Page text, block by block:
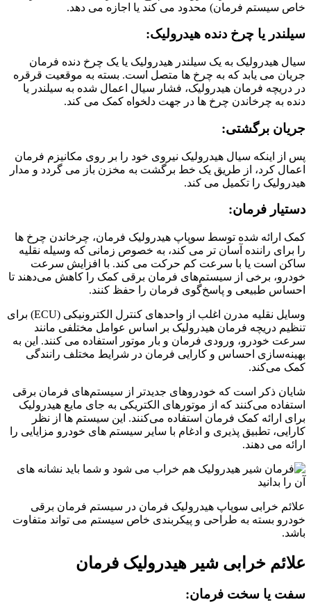
خاص سیستم فرمان) محدود می کند یا اجازه می دهد.
سیلندر یا چرخ دنده هیدرولیک:
سیال هیدرولیک به یک سیلندر هیدرولیک یا یک چرخ دنده فرمان
جریان می یابد که به چرخ ها متصل است. بسته به موقعیت قرقره
در دریچه فرمان هیدرولیک، فشار سیال اعمال شده به سیلندر یا
دنده به چرخاندن چرخ ها در جهت دلخواه کمک می کند.
جریان برگشتی:
پس از اینکه سیال هیدرولیک نیروی خود را بر روی مکانیزم فرمان
اعمال کرد، از طریق یک خط برگشت به مخزن باز می گردد و مدار
هیدرولیک را تکمیل می کند.
دستیار فرمان:
کمک ارائه شده توسط سوپاپ هیدرولیک فرمان، چرخاندن چرخ ها
را برای راننده آسان تر می کند، به خصوص زمانی که وسیله نقلیه
ساکن است یا با سرعت کم حرکت می کند. با افزایش سرعت
خودرو، برخی از سیستم‌های فرمان برقی کمک را کاهش می‌دهند تا
احساس طبیعی و پاسخ‌گوی فرمان را حفظ کنند.
وسایل نقلیه مدرن اغلب از واحدهای کنترل الکترونیکی (ECU) برای
تنظیم دریچه فرمان هیدرولیک بر اساس عوامل مختلفی مانند
سرعت خودرو، ورودی فرمان و بار موتور استفاده می کنند. این به
بهینه‌سازی احساس و کارایی فرمان در شرایط مختلف رانندگی
کمک می‌کند.
شایان ذکر است که خودروهای جدیدتر از سیستم‌های فرمان برقی
استفاده می‌کنند که از موتورهای الکتریکی به جای مایع هیدرولیک
برای ارائه کمک فرمان استفاده می‌کنند. این سیستم ها از نظر
کارایی، تطبیق پذیری و ادغام با سایر سیستم های خودرو مزایایی را
ارائه می دهند.
علائم خرابی سوپاپ هیدرولیک فرمان در سیستم فرمان برقی
خودرو بسته به طراحی و پیکربندی خاص سیستم می تواند متفاوت
باشد.
علائم خرابی شیر هیدرولیک فرمان
سفت یا سخت فرمان: